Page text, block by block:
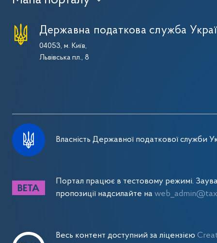
Державна податкова служба
04053, м. Київ,
Львівська пл., 8
Власність Державної податкової служби
Портал працює в тестовому режимі.
пропозиції надсилайте на
Весь контент доступний за ліцензією